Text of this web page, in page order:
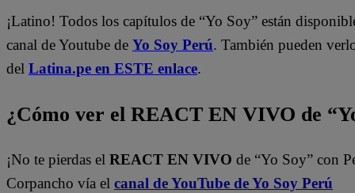
¡Latino! Todos los capítulos de “Yo Soy” están
canal de Youtube de Yo Soy Perú. También pueden
del Latina.pe en ESTE enlace.
¿Cómo ver el REACT EN VIVO de
¡No te pierdas el REACT EN VIVO de “Yo Soy” con
Corpancho vía el canal de YouTube de Yo Soy Perú